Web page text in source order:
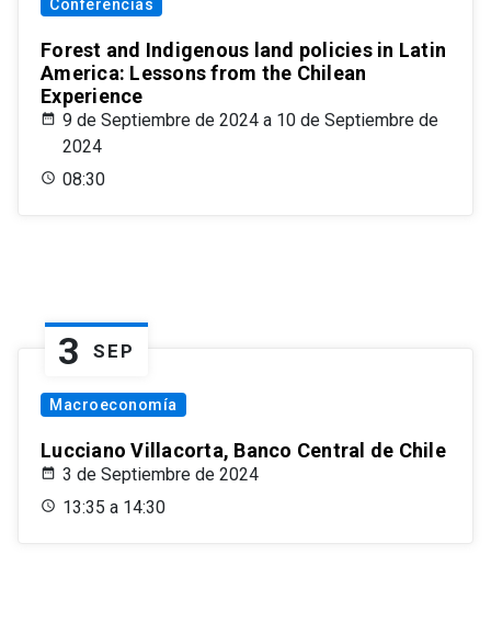
Conferencias
Forest and Indigenous land policies in Latin
America: Lessons from the Chilean
Experience
9 de Septiembre de 2024 a 10 de Septiembre de
2024
08:30
3 SEP
Macroeconomía
Lucciano Villacorta, Banco Central de Chile
3 de Septiembre de 2024
13:35 a 14:30